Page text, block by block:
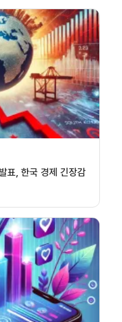
표, 한국 경제 긴장감